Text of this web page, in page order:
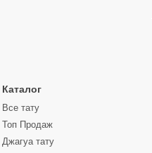
Каталог
Все тату
Топ Продаж
Джагуа тату